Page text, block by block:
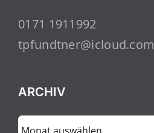
0171 1911992
tpfundtner@icloud.com
ARCHIV
ARCHIV